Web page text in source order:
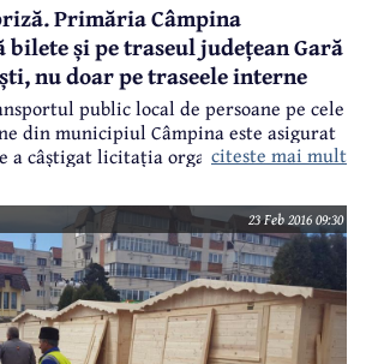
Primăria Câmpina
bilete și pe traseul județean Gară
nu doar pe traseele interne
public local de persoane pe cele
din municipiul Câmpina este asigurat
a câștigat licitația organizată anul
Primăria Câmpina subvenționează
pentru câteva categorii de
interne, conform hotărârii Consiliului
foarte puțini dintre noi știm este faptul
și Eliro există o convenție prin
decontează firmei respective și
județean Gară - Centru - Bănești.
citeste mai mult
23 Feb 2016 09:30